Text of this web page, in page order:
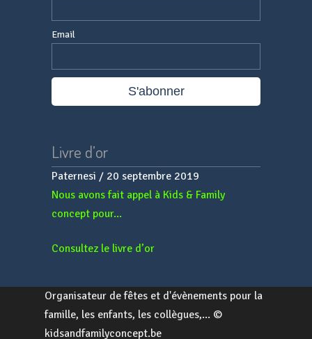
Email
Livre d’or
Paternesi / 20 septembre 2019
Nous avons fait appel à Kids & Family
concept pour...
Consultez le livre d’or
Organisateur de fêtes et d'évènements pour la
famille, les enfants, les collègues,... ©
kidsandfamilyconcept.be